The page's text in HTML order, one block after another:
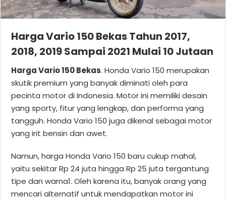
Harga Vario 150 Bekas Tahun 2017,
2018, 2019 Sampai 2021 Mulai 10 Jutaan
Harga Vario 150 Bekas. Honda Vario 150 merupakan
skutik premium yang banyak diminati oleh para
pecinta motor di Indonesia. Motor ini memiliki desain
yang sporty, fitur yang lengkap, dan performa yang
tangguh. Honda Vario 150 juga dikenal sebagai motor
yang irit bensin dan awet.
Namun, harga Honda Vario 150 baru cukup mahal,
yaitu sekitar Rp 24 juta hingga Rp 25 juta tergantung
tipe dan warna1. Oleh karena itu, banyak orang yang
mencari alternatif untuk mendapatkan motor ini